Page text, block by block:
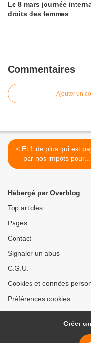
Le 8 mars journée
droits des femmes
Commentaires
Ajouter un
< Et 1 de plus qui est payé
par nos impôts pour...
Hébergé par Overblog
Top articles
Pages
Contact
Signaler un abus
C.G.U.
Cookies et données
Préférences cookies
Créer